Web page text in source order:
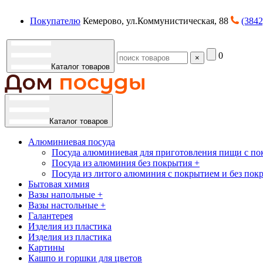
Покупателю Кемерово, ул.Коммунистическая, 88
Каталог товаров
× 0
Каталог товаров
Алюминиевая посуда
Посуда алюминиевая для приготовления пищи с
Посуда из алюминия без покрытия +
Посуда из литого алюминия с покрытием и без
Бытовая химия
Вазы напольные +
Вазы настольные +
Галантерея
Изделия из пластика
Изделия из пластика
Картины
Кашпо и горшки для цветов